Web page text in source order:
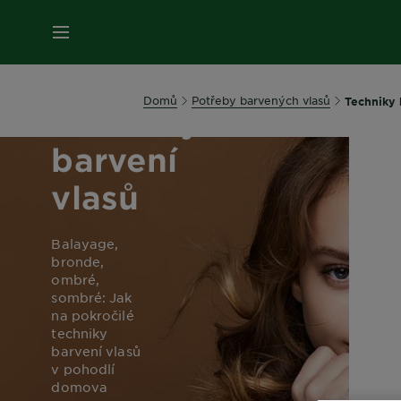
MENU
Domů Potřeby barvených vlasů Techniky
barvení
vlasů
Balayage,
bronde,
ombré,
sombré: Jak
na pokročilé
techniky
barvení vlasů
v pohodlí
domova